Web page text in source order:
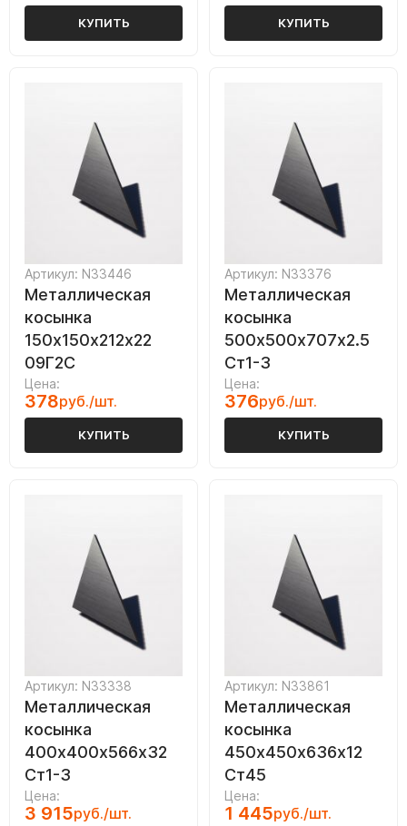
КУПИТЬ КУПИТЬ
Артикул: N33446
Металлическая
косынка
150х150х212х22
09Г2С
Цена:
378руб./шт.
КУПИТЬ
Артикул: N33376
Металлическая
косынка
500х500х707х2.5
Ст1-3
Цена:
376руб./шт.
КУПИТЬ
Артикул: N33338
Металлическая
косынка
400х400х566х32
Ст1-3
Цена:
3 915руб./шт.
Артикул: N33861
Металлическая
косынка
450х450х636х12
Ст45
Цена:
1 445руб./шт.